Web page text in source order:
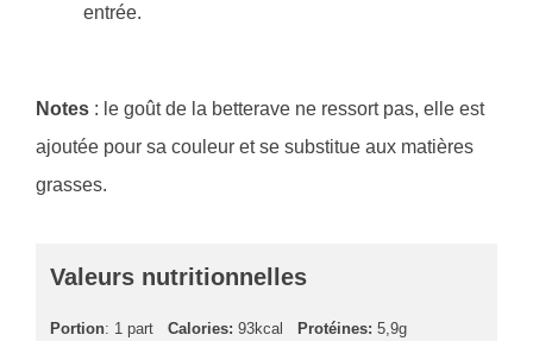
entrée.
Notes : le goût de la betterave ne ressort pas, elle est
ajoutée pour sa couleur et se substitue aux matières
grasses.
Valeurs nutritionnelles
Portion: 1 part Calories: 93kcal Protéines: 5,9g